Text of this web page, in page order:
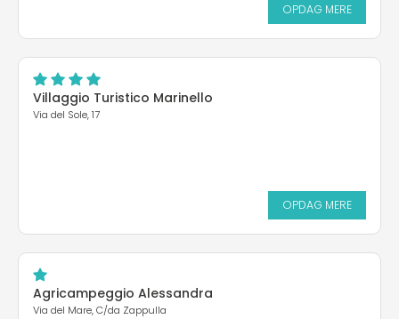
OPDAG MERE
Villaggio Turistico Marinello
Via del Sole, 17
OPDAG MERE
Agricampeggio Alessandra
Via del Mare, C/da Zappulla